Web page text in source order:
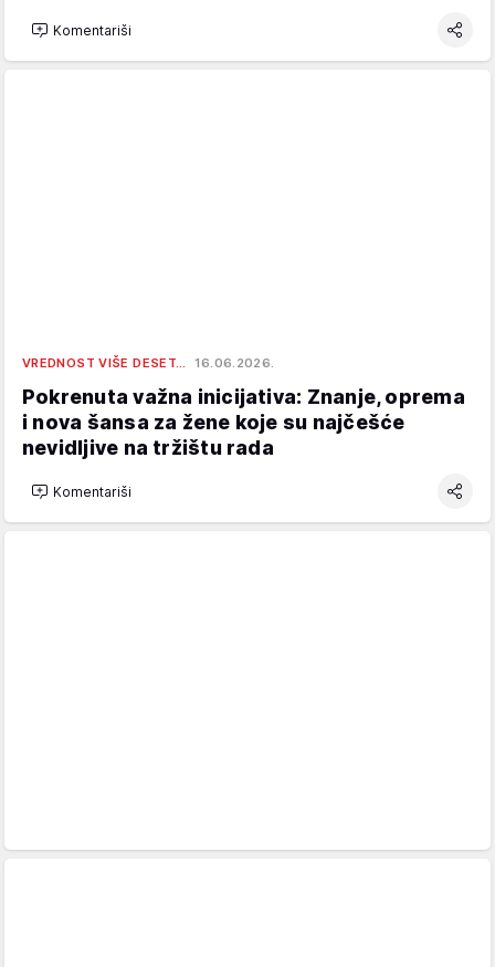
Komentariši
VREDNOST VIŠE DESET… 16.06.2026.
Pokrenuta važna inicijativa: Znanje, oprema
i nova šansa za žene koje su najčešće
nevidljive na tržištu rada
Komentariši